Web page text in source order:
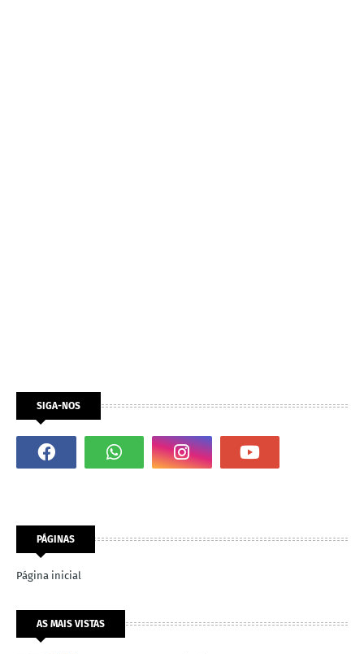
SIGA-NOS
PÁGINAS
Página inicial
AS MAIS VISTAS